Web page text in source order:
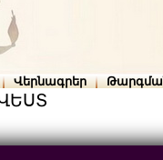
Վերնագրեր